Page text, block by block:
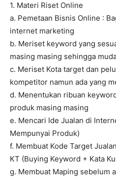
1. Materi Riset Online
a. Pemetaan Bisnis Online :
internet marketing
b. Meriset keyword yang
masing masing sehingga
c. Meriset Kota target dan
kompetitor namun ada yang
d. Menentukan ribuan
produk masing masing
e. Mencari Ide Jualan di
Mempunyai Produk)
f. Membuat Kode Target
KT (Buying Keyword + Kata
g. Membuat Maping sebelum